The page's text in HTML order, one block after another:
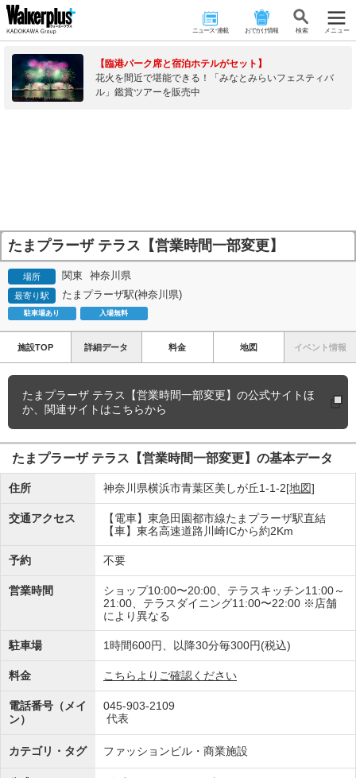
ニュース･連載 おでかけ情報 検 索 メニュー
【臨港パーク席と宿泊ホテルがセット】
花火を間近で堪能できる！「みなとみらいフェスティバ
ル」鑑賞ツアーを販売中
たまプラーザ テラス【営業時間一部変更】
場所 関東 神奈川県
最寄り駅 たまプラーザ駅(神奈川県)
駐車場あり 入場無料
施設TOP 詳細データ 料金 地図 イベント情報
たまプラーザ テラス【営業時間一部変更】の公式サイトほ
か、関連サイトはこちらから
たまプラーザ テラス【営業時間一部変更】の基本データ
住所 神奈川県横浜市青葉区美しが丘1-1-2[地図]
交通アクセス
【電車】東急田園都市線たまプラーザ駅直結
【車】東名高速道路川崎ICから約2Km
予約 不要
営業時間
ショップ10:00〜20:00、テラスキッチン11:00～
21:00、テラスダイニング11:00〜22:00 ※店舗
により異なる
駐車場 1時間600円、以降30分毎300円(税込)
料金 こちらよりご確認ください
電話番号（メイ
ン）
045-903-2109
代表
カテゴリ・タグ ファッションビル・商業施設